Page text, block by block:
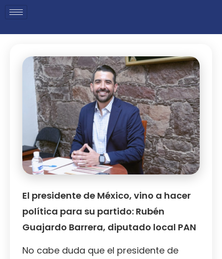
El presidente de México, vino a hacer
política para su partido: Rubén
Guajardo Barrera, diputado local PAN
No cabe duda que el presidente de